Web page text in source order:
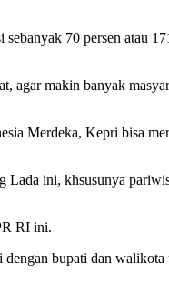
70 persen atau
agar makin banyak
Merdeka, Kepri bisa
Lada ini, khsusunya
RI ini.
bupati dan walikota